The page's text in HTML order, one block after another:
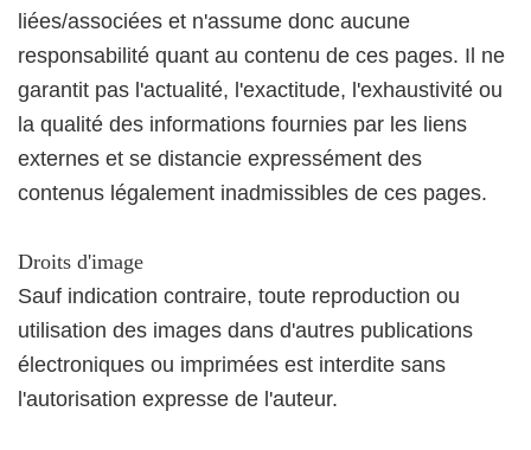
liées/associées et n'assume donc aucune
responsabilité quant au contenu de ces pages. Il ne
garantit pas l'actualité, l'exactitude, l'exhaustivité ou
la qualité des informations fournies par les liens
externes et se distancie expressément des
contenus légalement inadmissibles de ces pages.
Droits d'image
Sauf indication contraire, toute reproduction ou
utilisation des images dans d'autres publications
électroniques ou imprimées est interdite sans
l'autorisation expresse de l'auteur.